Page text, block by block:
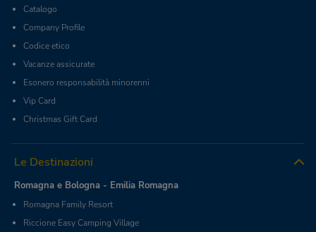
Catalogo
Company Profile
Codice etico
Vacanze assicurate
Esonero responsabilità minorenni
Vip Card
Christmas Gift Card
Le Destinazioni
Romagna e Bologna - Emilia Romagna
Romagna Family Resort
Riccione Easy Camping Village